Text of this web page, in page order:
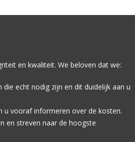
en kwaliteit. We beloven dat we:
echt nodig zijn en dit duidelijk aan u
u vooraf informeren over de kosten.
en streven naar de hoogste